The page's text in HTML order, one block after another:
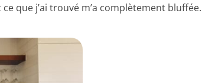
que j’ai trouvé m’a complètement bluffée.